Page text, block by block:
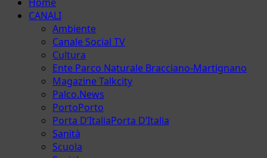
principale
CANALI
Ambiente
Canale Social TV
Cultura
Ente Parco Naturale Bracciano-Martignano
Magazine Talkcity
Palco.News
PortoPorto
Porta D’ItaliaPorta D’Italia
Sanità
Scuola